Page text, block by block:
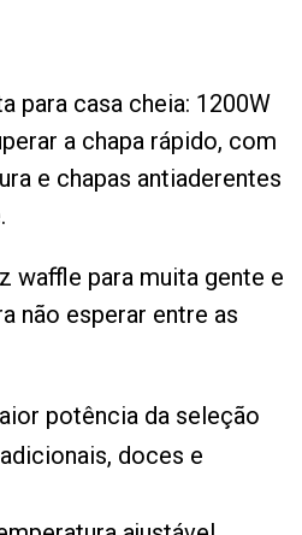
para casa cheia: 1200W
a chapa rápido, com
e chapas antiaderentes
waffle para muita gente e
não esperar entre as
potência da seleção
doces e